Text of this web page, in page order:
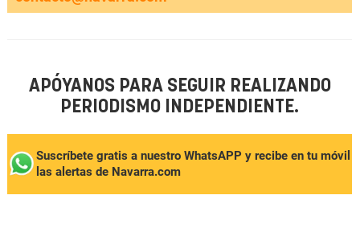
APÓYANOS PARA SEGUIR REALIZANDO
PERIODISMO INDEPENDIENTE.
Suscríbete gratis a nuestro WhatsAPP y recibe en tu móvil
las alertas de Navarra.com